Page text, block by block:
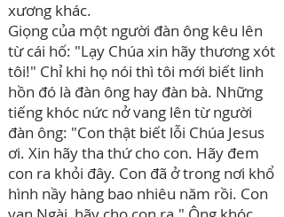
xương khác.
Giọng của một người đàn ông kêu lên
từ cái hố: "Lạy Chúa xin hãy thương xót
tôi!" Chỉ khi họ nói thì tôi mới biết linh
hồn đó là đàn ông hay đàn bà. Những
tiếng khóc nức nở vang lên từ người
đàn ông: "Con thật biết lỗi Chúa Jesus
ơi. Xin hãy tha thứ cho con. Hãy đem
con ra khỏi đây. Con đã ở trong nơi khổ
hình nầy hàng bao nhiêu năm rồi. Con